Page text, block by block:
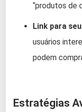
“produtos de
Link para
usuários
podem
Estratégias